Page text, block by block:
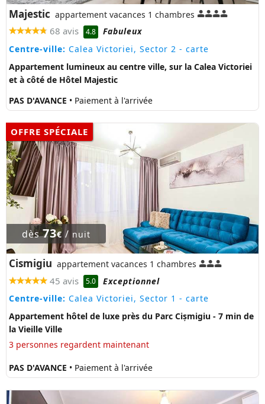
Majestic appartement vacances 1 chambres
68 avis 4.8
Fabuleux
Centre-ville: Calea Victoriei, Sector 2 - carte
Appartement lumineux au centre ville, sur la Calea Victoriei
et à côté de Hôtel Majestic
PAS D'AVANCE • Paiement à l'arrivée
OFFRE SPÉCIALE
dès73€ / nuit
Cismigiu appartement vacances 1 chambres
45 avis 5.0
Exceptionnel
Centre-ville: Calea Victoriei, Sector 1 - carte
Appartement hôtel de luxe près du Parc Cișmigiu - 7 min de
la Vieille Ville
3 personnes regardent maintenant
PAS D'AVANCE • Paiement à l'arrivée